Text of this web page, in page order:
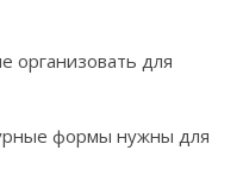
организовать для
формы нужны для